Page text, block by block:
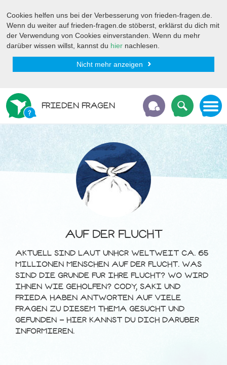
Cookies helfen uns bei der Verbesserung von frieden-fragen.de.
Wenn du weiter auf frieden-fragen.de stöberst, erklärst du dich mit
der Verwendung von Cookies einverstanden. Wenn du mehr
darüber wissen willst, kannst du hier nachlesen.
Nicht mehr anzeigen
FRIEDEN FRAGEN
AUF DER FLUCHT
AKTUELL SIND LAUT UNHCR WELTWEIT CA. 65
MILLIONEN MENSCHEN AUF DER FLUCHT. WAS
SIND DIE GRÜNDE FÜR IHRE FLUCHT? WO WIRD
IHNEN WIE GEHOLFEN? CODY, SAKI UND
FRIEDA HABEN ANTWORTEN AUF VIELE
FRAGEN ZU DIESEM THEMA GESUCHT UND
GEFUNDEN - HIER KANNST DU DICH DARÜBER
INFORMIEREN.